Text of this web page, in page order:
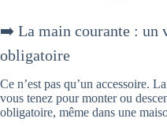
➡️ La main courante : un
obligatoire
Ce n’est pas qu’un accessoire.
vous tenez pour monter ou
obligatoire, même dans une